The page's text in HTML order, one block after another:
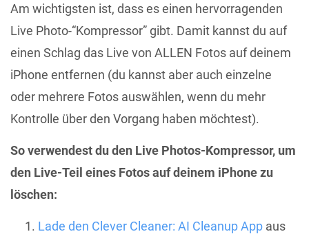
Am wichtigsten ist, dass es einen hervorragenden
Live Photo-“Kompressor” gibt. Damit kannst du auf
einen Schlag das Live von ALLEN Fotos auf deinem
iPhone entfernen (du kannst aber auch einzelne
oder mehrere Fotos auswählen, wenn du mehr
Kontrolle über den Vorgang haben möchtest).
So verwendest du den Live Photos-Kompressor, um
den Live-Teil eines Fotos auf deinem iPhone zu
löschen:
Lade den Clever Cleaner: AI Cleanup App aus